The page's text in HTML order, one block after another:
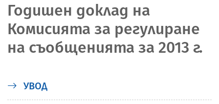
Годишен доклад на
Комисията за регулиране
на съобщенията за 2013 г.
УВОД